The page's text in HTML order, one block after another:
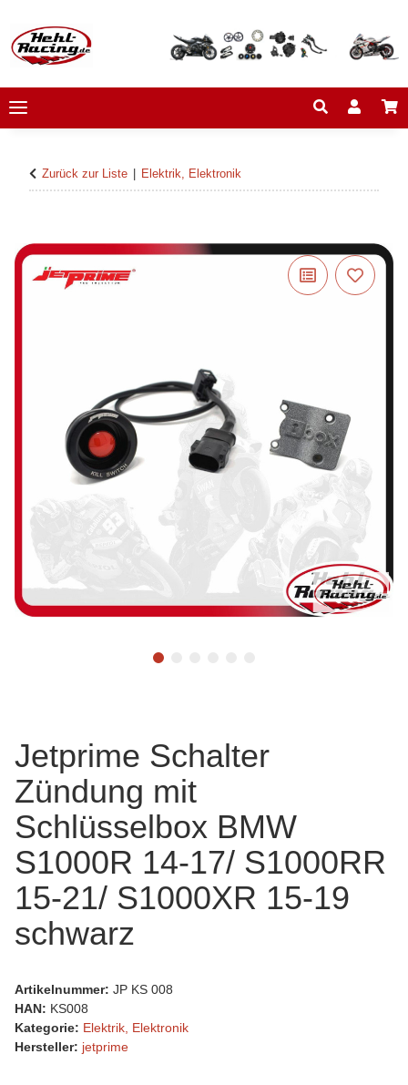
Zurück zur Liste Elektrik, Elektronik
Jetprime Schalter
Zündung mit
Schlüsselbox BMW
S1000R 14-17/ S1000RR
15-21/ S1000XR 15-19
schwarz
Artikelnummer: JP KS 008
HAN: KS008
Kategorie: Elektrik, Elektronik
Hersteller: jetprime